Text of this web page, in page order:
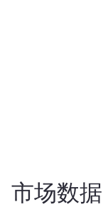
市场数据